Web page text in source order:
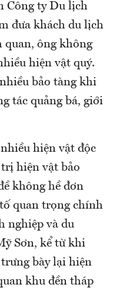
Công ty Du lịch
đưa khách du lịch
ông không
hiện vật quý.
bảo tàng khi
tác quảng bá, giới
hiện vật độc
hiện vật bảo
không hề đơn
quan trọng chính
nghiệp và du
Sơn, kể từ khi
bày lại hiện
khu đền tháp